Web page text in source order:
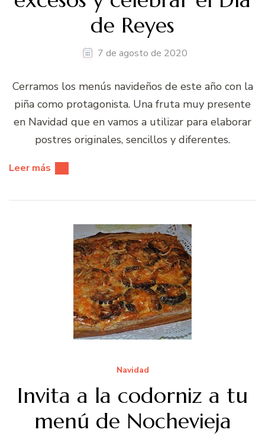
de Reyes
7 de agosto de 2020
Cerramos los menús navideños de este año con la
piña como protagonista. Una fruta muy presente
en Navidad que en vamos a utilizar para elaborar
postres originales, sencillos y diferentes.
Leer más
Navidad
Invita a la codorniz a tu
menú de Nochevieja